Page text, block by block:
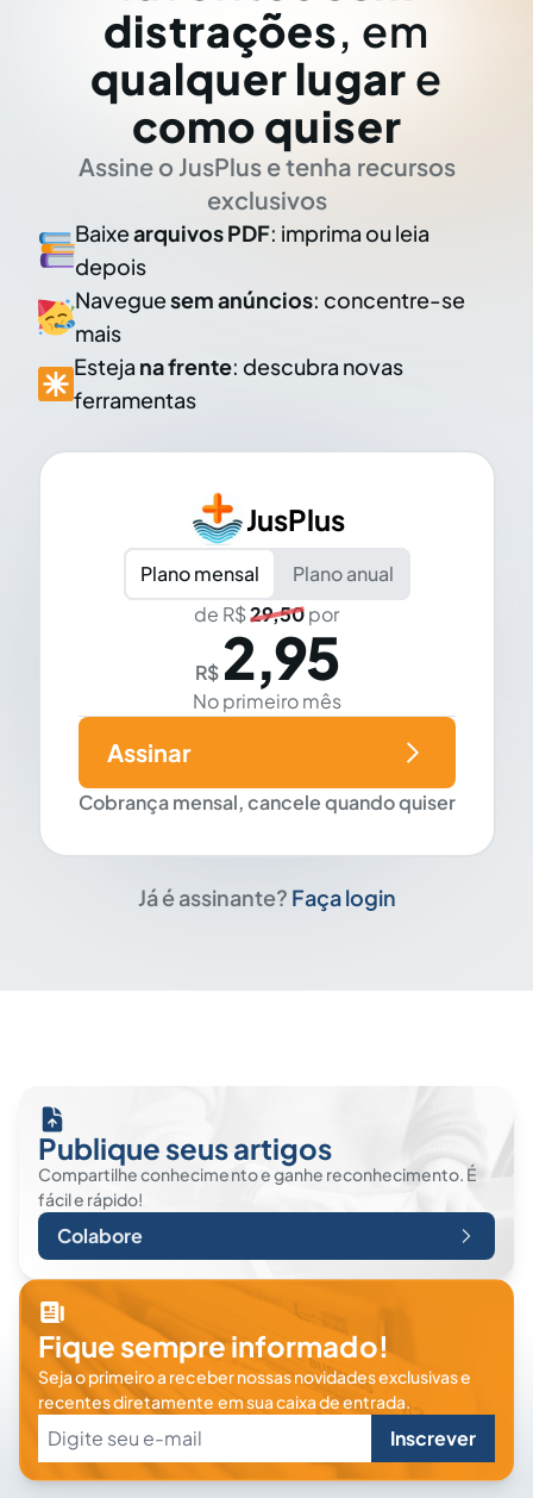
distrações, em
qualquer lugar e
como quiser
Assine o JusPlus e tenha recursos
exclusivos
Baixearquivos PDF: imprima ou leia
depois
Naveguesem anúncios: concentre-se
mais
Esteja na frente: descubra novas
ferramentas
JusPlus
Plano mensal
Plano anual
de R$29,50por
R$ 2,95
No primeiro mês
Cobrança mensal, cancele quando quiser
Assinar
Já é assinante? Faça login
Publique seus artigos
Compartilhe conhecimento e ganhe reconhecimento. É
fácil e rápido!
Colabore
Fique sempre informado!
Seja o primeiro a receber nossas novidades exclusivas e
recentes diretamente em sua caixa de entrada.
Inscrever